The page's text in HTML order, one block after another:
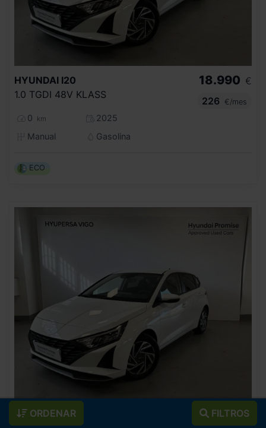
ORDENAR FILTROS
HYUNDAI I20
1.0 TGDI 48V KLASS
0 km
2025
Manual
Gasolina
18.990 €
226
€/mes
ECO
HYUNDAI I20
18.990 €